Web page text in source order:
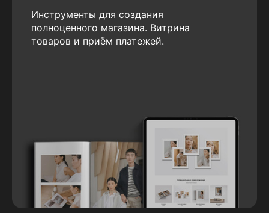
Инструменты для создания
полноценного магазина. Витрина
товаров и приём платежей.